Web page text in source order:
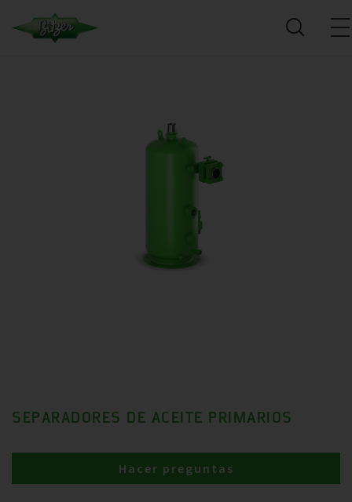
SEPARADORES DE ACEITE PRIMARIOS
Hacer preguntas